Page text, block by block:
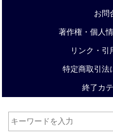
お問
著作権・個人
リンク・引
特定商取引法
終了カ